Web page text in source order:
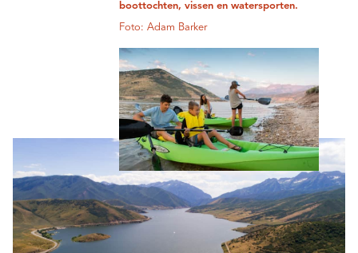
boottochten, vissen en watersporten.
Foto: Adam Barker